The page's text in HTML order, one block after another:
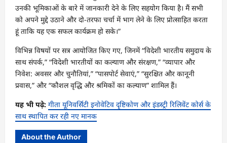
उनकी भूमिकाओं के बारे में जानकारी देने के लिए सहयोग किया है। मैं सभी
को अपने मुद्दे उठाने और दो-तरफा चर्चा में भाग लेने के लिए प्रोत्साहित करता
हूं ताकि यह एक सफल कार्यक्रम हो सके।”
विभिन्न विषयों पर सत्र आयोजित किए गए, जिनमें “विदेशी भारतीय समुदाय के
साथ संपर्क,” “विदेशी भारतीयों का कल्याण और संरक्षण,” “व्यापार और
निवेश: अवसर और चुनौतियां,” “पासपोर्ट सेवाएं,” “सुरक्षित और कानूनी
प्रवास,” और “कौशल वृद्धि और श्रमिकों का कल्याण” शामिल हैं।
यह भी पढ़े: गीता यूनिवर्सिटी इनोवेटिव दृष्टिकोण और इंडस्ट्री रिलिवेंट कोर्स के
साथ स्थापित कर रही नए मानक
About the Author